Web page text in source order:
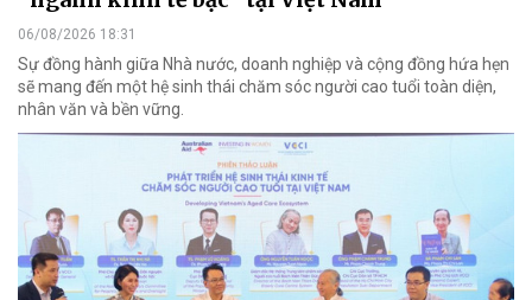
06/08/2026 18:31
Sự đồng hành giữa Nhà nước, doanh nghiệp và cộng đồng hứa hẹn
sẽ mang đến một hệ sinh thái chăm sóc người cao tuổi toàn diện,
nhân văn và bền vững.